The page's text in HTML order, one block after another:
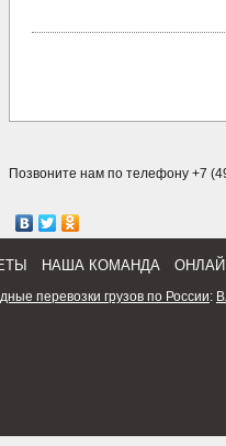
Позвоните нам по телефону +7
НАША КОМАНДА
перевозки грузов по России: